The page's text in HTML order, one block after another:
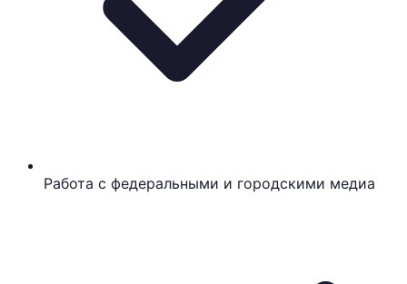
Работа с федеральными и городскими медиа